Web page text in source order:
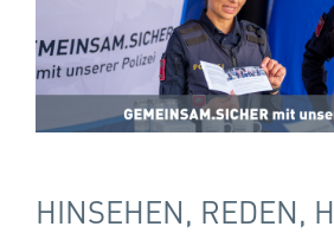
Startseite:
Hauptmenü:
Inhalt:
Footer:
HINSEHEN, REDEN,